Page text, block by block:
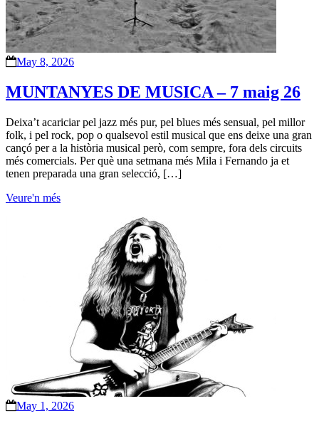
May 8, 2026
MUNTANYES DE MUSICA – 7 maig 26
Deixa’t acariciar pel jazz més pur, pel blues més sensual, pel millor
folk, i pel rock, pop o qualsevol estil musical que ens deixe una gran
cançó per a la història musical però, com sempre, fora dels circuits
més comercials. Per què una setmana més Mila i Fernando ja et
tenen preparada una gran selecció, […]
Veure'n més
May 1, 2026